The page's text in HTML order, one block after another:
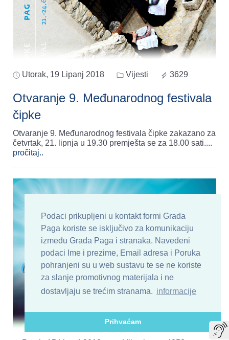
Podaci prikupljeni u kontakt formi Grada
Paga koriste se isključivo za komunikaciju
između Grada Paga i stranaka. Navedeni
podaci Ime i prezime, Email adresa i Poruka
pohranjeni su u web sustavu te se ne koriste
za slanje promotivnog materijala i ne
dostavljaju se trećim stranama. informacije
Prihvaćam
Utorak, 19 Lipanj 2018 Vijesti 3629
Otvaranje 9. Međunarodnog festivala
čipke
Otvaranje 9. Međunarodnog festivala čipke zakazano za
četvrtak, 21. lipnja u 19.30 premješta se za 18.00 sati....
pročitaj..